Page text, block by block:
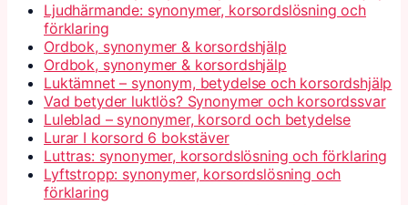
Ljudhärmande: synonymer, korsordslösning och
förklaring
Ordbok, synonymer & korsordshjälp
Ordbok, synonymer & korsordshjälp
Luktämnet – synonym, betydelse och korsordshjälp
Vad betyder luktlös? Synonymer och korsordssvar
Luleblad – synonymer, korsord och betydelse
Lurar I korsord 6 bokstäver
Luttras: synonymer, korsordslösning och förklaring
Lyftstropp: synonymer, korsordslösning och
förklaring